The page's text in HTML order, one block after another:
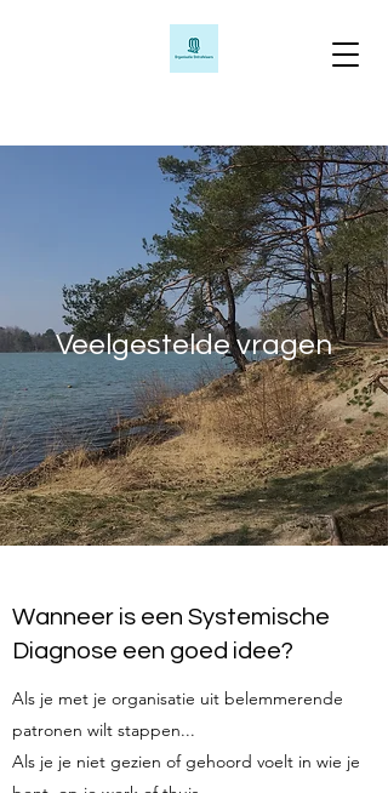
Veelgestelde vragen
Wanneer is een Systemische
Diagnose een goed idee?
Als je met je organisatie uit belemmerende
patronen wilt stappen...
Als je je niet gezien of gehoord voelt in wie je